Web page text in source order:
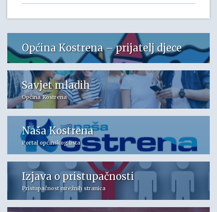
Općina Kostrena – prijatelj djece
Savjet mladih
Općina Kostrena
Naša Kostrena
Portal općinskog lista
Izjava o pristupačnosti
Pristupačnost mrežnih stranica